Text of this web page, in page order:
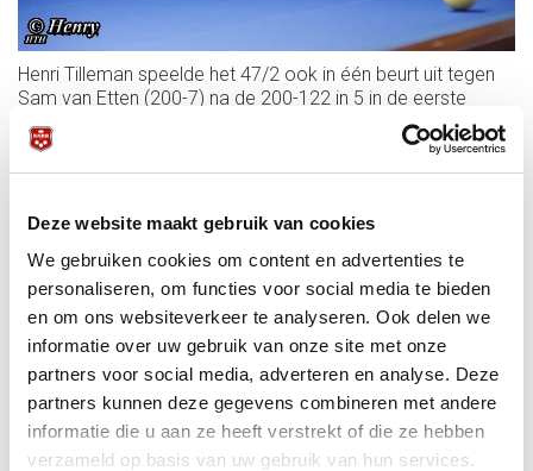
Deze website maakt gebruik van cookies
We gebruiken cookies om content en advertenties te
personaliseren, om functies voor social media te bieden
en om ons websiteverkeer te analyseren. Ook delen we
informatie over uw gebruik van onze site met onze
partners voor social media, adverteren en analyse. Deze
partners kunnen deze gegevens combineren met andere
informatie die u aan ze heeft verstrekt of die ze hebben
verzameld op basis van uw gebruik van hun services.
Henri Tilleman speelde het 47/2 ook in één beurt uit tegen
Sam van Etten (200-7) na de 200-122 in 5 in de eerste
partij. Ferry Jong en Micha van Bochem waren aan elkaar
gewaagd: 150-143 in 7 in de eerste sessie, 59-150 in 6 in de
tweede.
onder stoelen of banken: ,,Henri is een fenomeen, geen
enkel NK meer spelen, heel weinig trainen en dan zo
fantastisch spelen.''